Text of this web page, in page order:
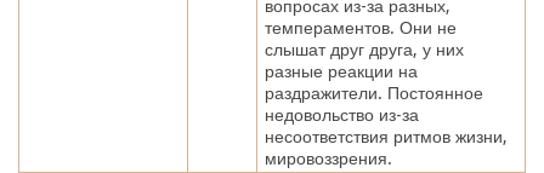
вопросах из-за разных,
темпераментов. Они не
слышат друг друга, у них
разные реакции на
раздражители. Постоянное
недовольство из-за
несоответствия ритмов жизни,
мировоззрения.